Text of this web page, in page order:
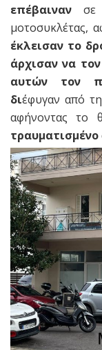
επέβαιναν σε
μοτοσυκλέτας,
έκλεισαν το
άρχισαν να
αυτών τον
διέφυγαν από
αφήνοντας το
τραυματισμένο